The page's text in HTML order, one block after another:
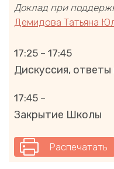
Доклад при
Демидова Татьяна
17:25 – 17:45
Дискуссия,
17:45 –
Закрытие Школы
Распечатать